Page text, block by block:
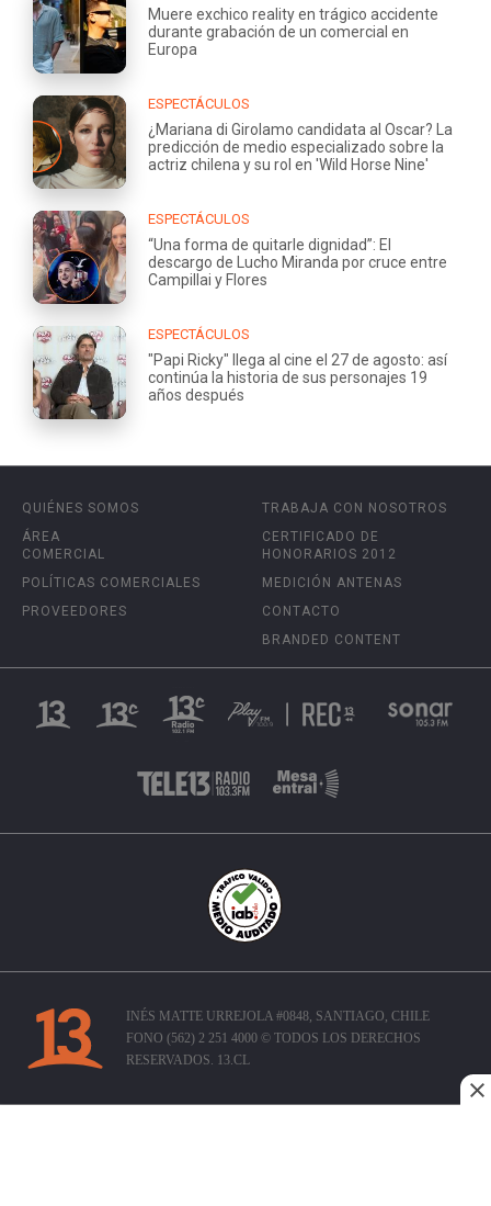
Muere exchico reality en trágico accidente
durante grabación de un comercial en
Europa
ESPECTÁCULOS
¿Mariana di Girolamo candidata al Oscar? La
predicción de medio especializado sobre la
actriz chilena y su rol en 'Wild Horse Nine'
ESPECTÁCULOS
“Una forma de quitarle dignidad”: El
descargo de Lucho Miranda por cruce entre
Campillai y Flores
ESPECTÁCULOS
"Papi Ricky" llega al cine el 27 de agosto: así
continúa la historia de sus personajes 19
años después
QUIÉNES SOMOS
ÁREA
COMERCIAL
POLÍTICAS COMERCIALES
PROVEEDORES
TRABAJA CON NOSOTROS
CERTIFICADO DE
HONORARIOS 2012
MEDICIÓN ANTENAS
CONTACTO
BRANDED CONTENT
INÉS MATTE URREJOLA #0848, SANTIAGO, CHILE
FONO (562) 2 251 4000 © TODOS LOS DERECHOS
RESERVADOS. 13.CL